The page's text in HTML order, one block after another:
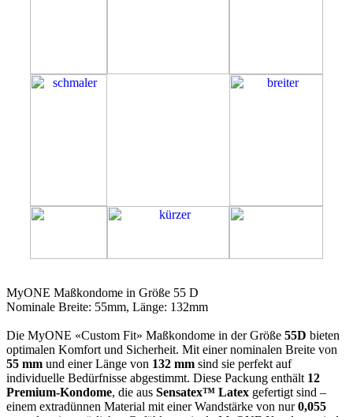
MyONE Maßkondome in Größe 55 D
Nominale Breite: 55mm, Länge: 132mm
Die MyONE «Custom Fit» Maßkondome in der Größe 55D bieten
optimalen Komfort und Sicherheit. Mit einer nominalen Breite von
55 mm und einer Länge von 132 mm sind sie perfekt auf
individuelle Bedürfnisse abgestimmt. Diese Packung enthält 12
Premium-Kondome, die aus Sensatex™ Latex gefertigt sind –
einem extradünnen Material mit einer Wandstärke von nur0,055